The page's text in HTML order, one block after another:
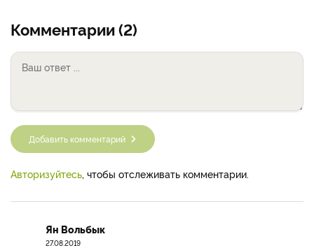
Комментарии (2)
Добавить комментарий
Авторизуйтесь, чтобы отслеживать комментарии.
Ян Вольбык
27.08.2019